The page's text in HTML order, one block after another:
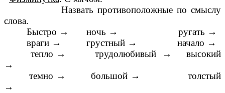
Назвать противоположные по смыслу
слова.
Быстро → ночь → ругать →
враги → грустный → начало →
тепло → трудолюбивый → высокий
→
темно → большой → толстый
→